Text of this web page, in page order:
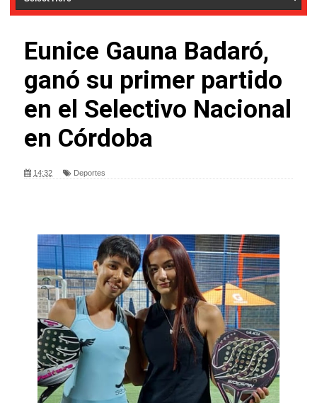
Eunice Gauna Badaró,
ganó su primer partido
en el Selectivo Nacional
en Córdoba
14:32 Deportes